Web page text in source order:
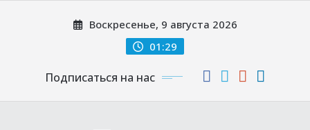
Воскресенье, 9 августа 2026
01:29
Подписаться на нас